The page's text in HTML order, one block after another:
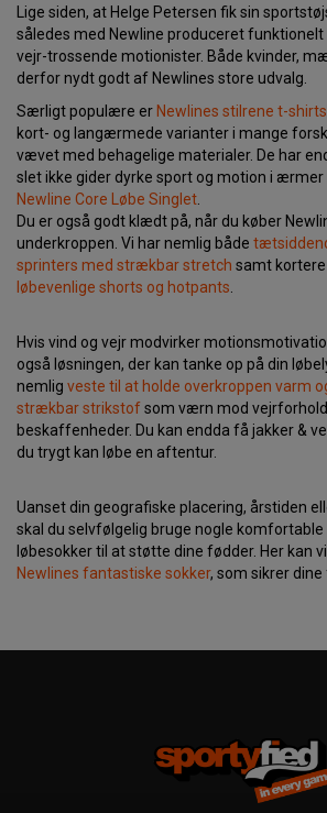
Lige siden, at Helge Petersen fik sin
således med Newline produceret
vejr-trossende motionister. Både kvinder,
derfor nydt godt af Newlines store udvalg.
Særligt populære er Newlines stilrene t-
kort- og langærmede varianter i mange
vævet med behagelige materialer. De har
slet ikke gider dyrke sport og motion i ærmer
Newline Core Løbe Singlet
Du er også godt klædt på, når du køber
underkroppen. Vi har nemlig både
sprinters med strækbar stretch samt
løbevenlige shorts og hotpants
Hvis vind og vejr modvirker
også løsningen, der kan tanke op på din
nemlig veste til at holde overkroppen varm
strækbar strikstofsom værn mod
beskaffenheder. Du kan endda få jakker &
du trygt kan løbe en aftentur.
Uanset din geografiske placering, årstiden
skal du selvfølgelig bruge nogle
løbesokker til at støtte dine fødder. Her kan
Newlines fantastiske sokker, som sikrer